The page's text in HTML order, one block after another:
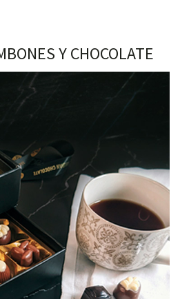
Y CHOCOLATE